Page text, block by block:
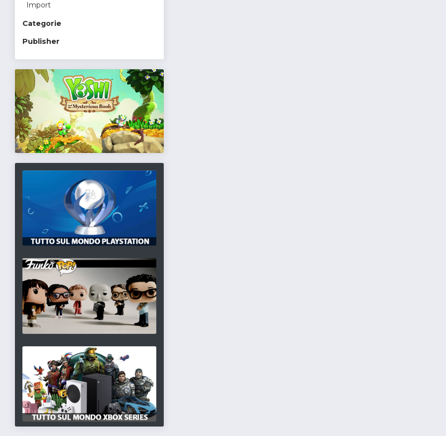
Import
Categorie
Publisher